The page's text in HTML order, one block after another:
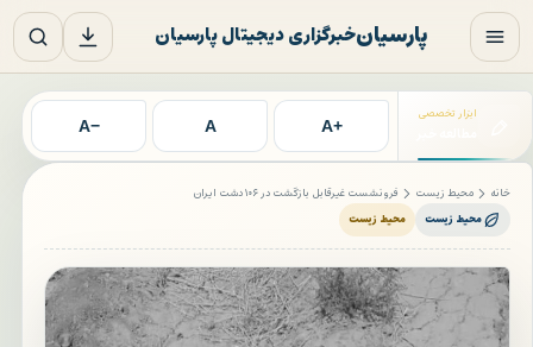
رفتن به محتوای اصلی
پارسیانخبرگزاری دیجیتال پارسیان
ابزار تخصصی
+A
A
−A
خانه محیط زیست
فرونشست غیرقابل بازگشت در ۱۰۶ دشت ایران
محیط زیست
محیط زیست